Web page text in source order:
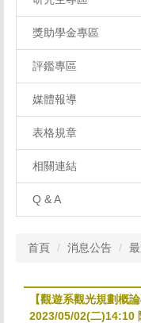
獎助學金專區
評鑑專區
媒體報導
表格規章
相關連結
Q & A
首頁 消息公告
【觀遊系觀光規劃概
2023/05/02(二)14:10